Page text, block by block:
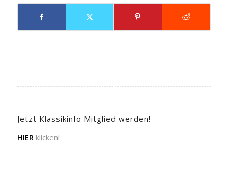
Jetzt Klassikinfo Mitglied werden!
HIER klicken!